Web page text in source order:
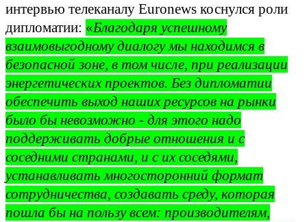
интервью телеканалу Euronews коснулся роли
дипломатии: «Благодаря успешному
взаимовыгодному диалогу мы находимся в
безопасной зоне, в том числе, при реализации
энергетических проектов. Без дипломатии
обеспечить выход наших ресурсов на рынки
было бы невозможно - для этого надо
поддерживать добрые отношения и с
соседними странами, и с их соседями,
устанавливать многосторонний формат
сотрудничества, создавать среду, которая
пошла бы на пользу всем: производителям,